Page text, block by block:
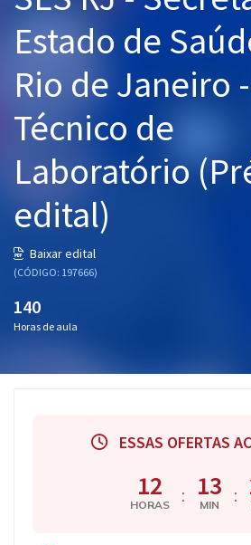
Graduação
Mentorias
Questões grátis
Conteúdo gratuito
Blog
Estado de
Rio de Janeiro -
Técnico de
Laboratório
edital)
Baixar edital
(CÓDIGO: 197666)
140
Horas de aula
ESSAS OFERTAS
12
HORAS : 13
MIN :